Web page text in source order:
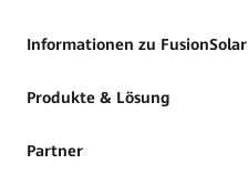
Informationen zu FusionSolar
Produkte & Lösung
Partner